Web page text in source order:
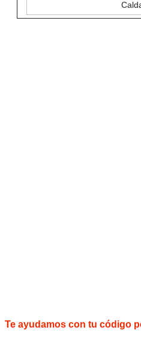
Te ayudamos con tu código